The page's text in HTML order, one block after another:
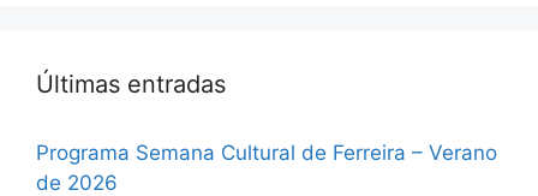
Últimas entradas
Programa Semana Cultural de Ferreira – Verano
de 2026